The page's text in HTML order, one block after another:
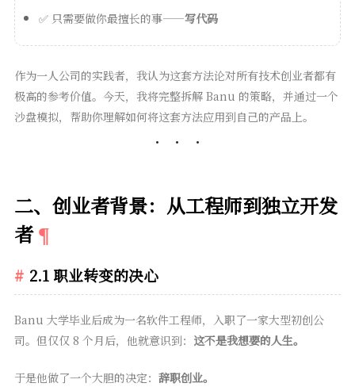
✅ 只需要做你最擅长的事——写代码
作为一人公司的实践者，我认为这套方法论对所有技术创业者都有
极高的参考价值。今天，我将完整拆解 Banu 的策略，并通过一个
沙盘模拟，帮助你理解如何将这套方法应用到自己的产品上。
二、创业者背景：从工程师到独立开发
者
2.1 职业转变的决心
Banu 大学毕业后成为一名软件工程师，入职了一家大型初创公
司。但仅仅 8 个月后，他就意识到： 这不是我想要的人生。
于是他做了一个大胆的决定： 辞职创业。